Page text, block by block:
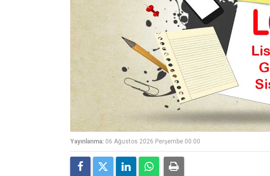
Yayınlanma: 06 Ağustos 2026 Perşembe 00:00